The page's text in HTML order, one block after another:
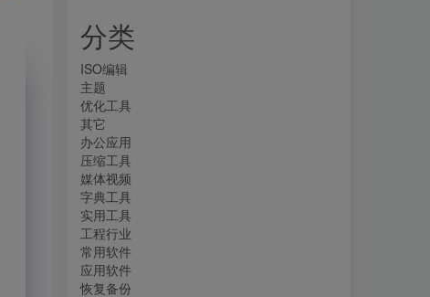
分类
ISO编辑
主题
优化工具
其它
办公应用
压缩工具
媒体视频
字典工具
实用工具
工程行业
常用软件
应用软件
恢复备份